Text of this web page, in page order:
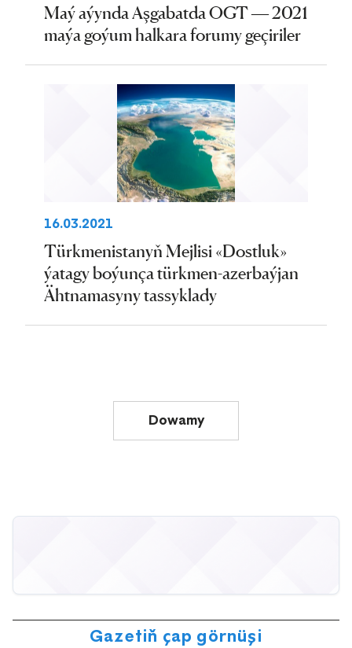
Maý aýynda Aşgabatda OGT — 2021
maýa goýum halkara forumy geçiriler
16.03.2021
Türkmenistanyň Mejlisi «Dostluk»
ýatagy boýunça türkmen-azerbaýjan
Ähtnamasyny tassyklady
Dowamy
Gazetiň çap görnüşi